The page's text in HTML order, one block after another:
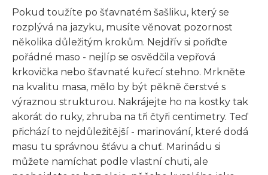
Pokud toužíte po šťavnatém šašliku, který se
rozplývá na jazyku, musíte věnovat pozornost
několika důležitým krokům. Nejdřív si pořiďte
pořádné maso - nejlíp se osvědčila vepřová
krkovička nebo šťavnaté kuřecí stehno. Mrkněte
na kvalitu masa, mělo by být pěkně čerstvé s
výraznou strukturou. Nakrájejte ho na kostky tak
akorát do ruky, zhruba na tři čtyři centimetry. Teď
přichází to nejdůležitější - marinování, které dodá
masu tu správnou šťávu a chuť. Marinádu si
můžete namíchat podle vlastní chuti, ale